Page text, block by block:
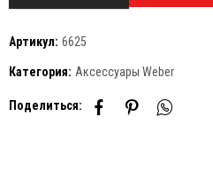
Артикул: 6625
Категория: Аксессуары Weber
Поделиться: